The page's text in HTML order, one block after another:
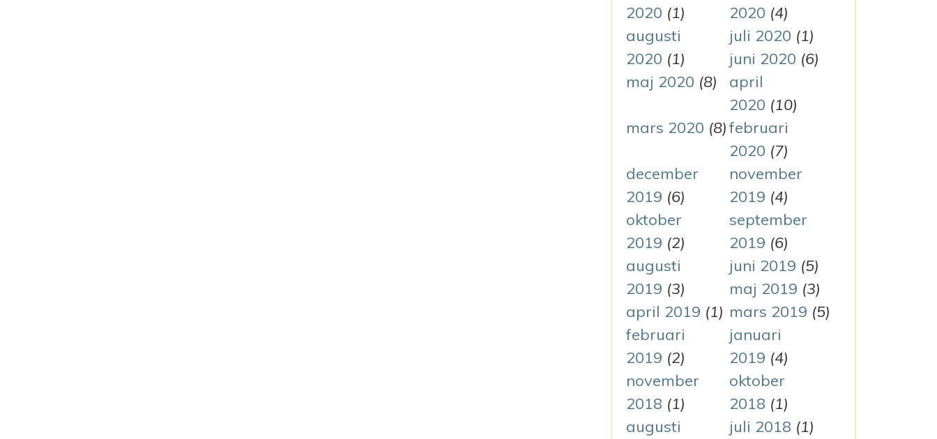
2020 (1)
2020 (4)
augusti
2020 (1)
juli 2020 (1)
juni 2020 (6)
maj 2020 (8)
april
2020 (10)
mars 2020 (8)februari
2020 (7)
december
2019 (6)
november
2019 (4)
oktober
2019 (2)
september
2019 (6)
augusti
2019 (3)
juni 2019 (5)
maj 2019 (3)
april 2019 (1) mars 2019 (5)
februari
2019 (2)
januari
2019 (4)
november
2018 (1)
oktober
2018 (1)
augusti
juli 2018 (1)